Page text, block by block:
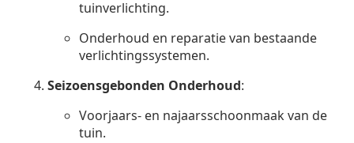
tuinverlichting.
Onderhoud en reparatie van bestaande
verlichtingssystemen.
Seizoensgebonden Onderhoud:
Voorjaars- en najaarsschoonmaak van de
tuin.